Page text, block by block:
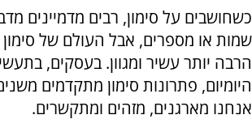
כשחושבים על סימון, רבים מדמיינים
שמות או מספרים, אבל העולם של סימון
הרבה יותר עשיר ומגוון. בעסקים,
היומיום, פתרונות סימון מתקדמים
אנחנו מארגנים, מזהים ומתקשרים.